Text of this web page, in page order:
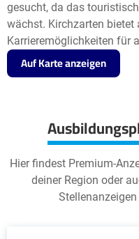
gesucht, da das
wächst. Kirchzarten bietet
Karrieremöglichkeiten für
Auf Karte anzeigen
Hier findest Premium-
deiner Region oder